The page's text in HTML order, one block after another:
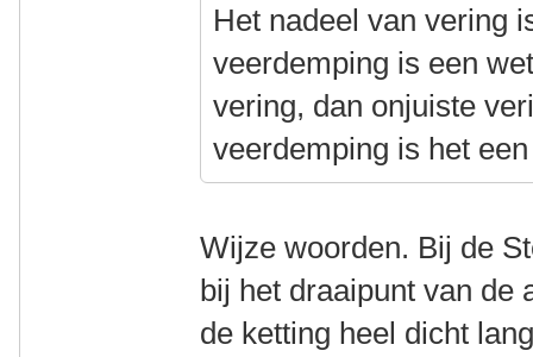
Het nadeel van vering
veerdemping is een
vering, dan onjuiste
veerdemping is het
Wijze woorden. Bij de
bij het draaipunt van de
de ketting heel dicht